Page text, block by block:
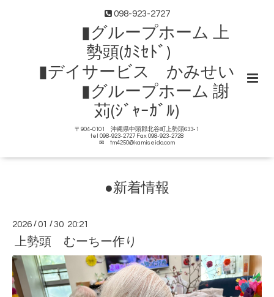
098-923-2727
▮グループホーム 上
勢頭(ｶﾐｾﾄﾞ)
▮デイサービス かみせい
▮グループホーム 謝
苅(ｼﾞｬｰｶﾞﾙ)
〒904-0101 沖縄県中頭郡北谷町上勢頭633-1
tel 098-923-2727 Fax 098-923-2728
✉ tm4250@kamiseido.com
●新着情報
2026 /01 /30 20:21
上勢頭 むーちー作り